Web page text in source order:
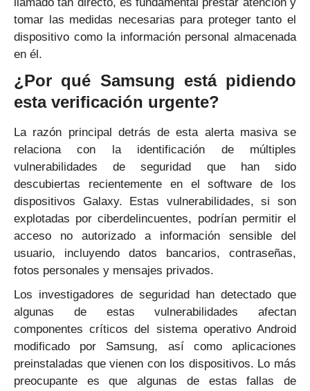
tomar las medidas necesarias para proteger tanto el
dispositivo como la información personal almacenada
en él.
¿Por qué Samsung está pidiendo
esta verificación urgente?
La razón principal detrás de esta alerta masiva se
relaciona con la identificación de múltiples
vulnerabilidades de seguridad que han sido
descubiertas recientemente en el software de los
dispositivos Galaxy. Estas vulnerabilidades, si son
explotadas por ciberdelincuentes, podrían permitir el
acceso no autorizado a información sensible del
usuario, incluyendo datos bancarios, contraseñas,
fotos personales y mensajes privados.
Los investigadores de seguridad han detectado que
algunas de estas vulnerabilidades afectan
componentes críticos del sistema operativo Android
modificado por Samsung, así como aplicaciones
preinstaladas que vienen con los dispositivos. Lo más
preocupante es que algunas de estas fallas de